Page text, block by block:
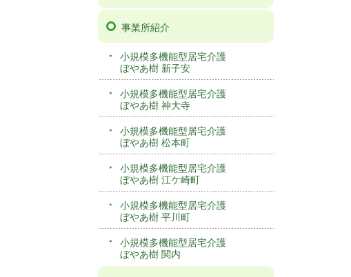
事業所紹介
小規模多機能型居宅介護
ぼやあ樹 新子安
小規模多機能型居宅介護
ぼやあ樹 神大寺
小規模多機能型居宅介護
ぼやあ樹 松本町
小規模多機能型居宅介護
ぼやあ樹 江ケ崎町
小規模多機能型居宅介護
ぼやあ樹 平川町
小規模多機能型居宅介護
ぼやあ樹 関内